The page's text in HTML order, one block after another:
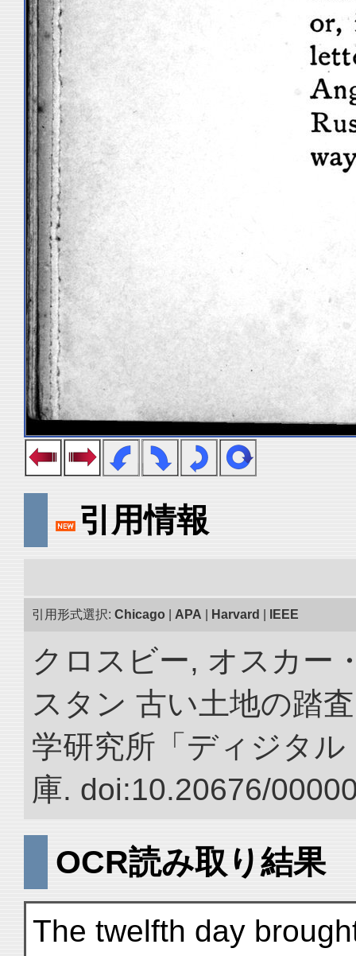
引用情報
引用形式選択: Chicago APA Harvard IEEE
クロスビー, オスカー
スタン 古い土地の踏
学研究所「ディジタ
庫. doi:10.20676/
OCR読み取り結果
The twelfth day